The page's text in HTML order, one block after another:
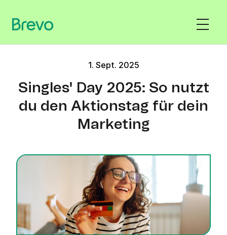
1. Sept. 2025
Singles' Day 2025: So nutzt
du den Aktionstag für dein
Marketing